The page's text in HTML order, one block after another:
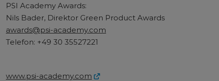
PSI Academy Awards:
Nils Bader, Direktor Green Product Awards
awards@psi-academy.com
Telefon: +49 30 35527221
www.psi-academy.com